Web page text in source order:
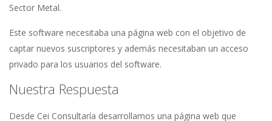
Sector Metal.
Este software necesitaba una página web con el objetivo de
captar nuevos suscriptores y además necesitaban un acceso
privado para los usuarios del software.
Nuestra Respuesta
Desde Cei Consultaría desarrollamos una página web que